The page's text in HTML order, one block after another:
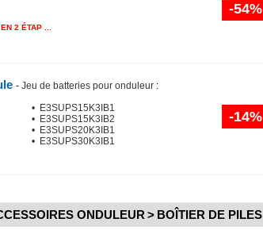
2 ÉTAP ...
-54%
- Jeu de batteries pour onduleur :
• E3SUPS15K3IB1
• E3SUPS15K3IB2
• E3SUPS20K3IB1
• E3SUPS30K3IB1
-14%
ONDULEUR > BOÎTIER DE PILES